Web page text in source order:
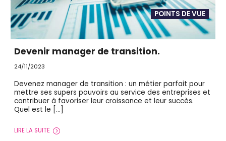
POINTS DE VUE
Devenir manager de transition.
24/11/2023
Devenez manager de transition : un métier parfait pour
mettre ses supers pouvoirs au service des entreprises et
contribuer à favoriser leur croissance et leur succès.
Quel est le […]
LIRE LA SUITE